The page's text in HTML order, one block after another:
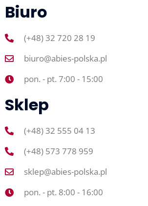
Biuro
(+48) 32 720 28 19
biuro@abies-polska.pl
pon. - pt. 7:00 - 15:00
Sklep
(+48) 32 555 04 13
(+48) 573 778 959
sklep@abies-polska.pl
pon. - pt. 8:00 - 16:00